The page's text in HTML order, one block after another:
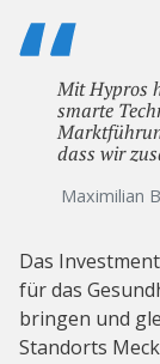
Mit Hypros
smarte
dass wir
Maximilian
Das
für das
bringen und
Standorts